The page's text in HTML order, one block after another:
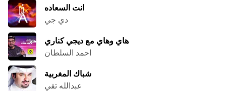
انت السعاده
دي جي
هاي وهاي مع ديجي كناري
احمد السلطان
شباك المغربية
عبدالله تقي